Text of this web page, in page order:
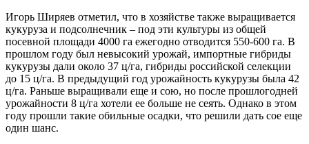
Игорь Ширяев отметил, что в хозяйстве также выращивается
кукуруза и подсолнечник – под эти культуры из общей
посевной площади 4000 га ежегодно отводится 550-600 га. В
прошлом году был невысокий урожай, импортные гибриды
кукурузы дали около 37 ц/га, гибриды российской селекции
до 15 ц/га. В предыдущий год урожайность кукурузы была 42
ц/га. Раньше выращивали еще и сою, но после прошлогодней
урожайности 8 ц/га хотели ее больше не сеять. Однако в этом
году прошли такие обильные осадки, что решили дать сое еще
один шанс.